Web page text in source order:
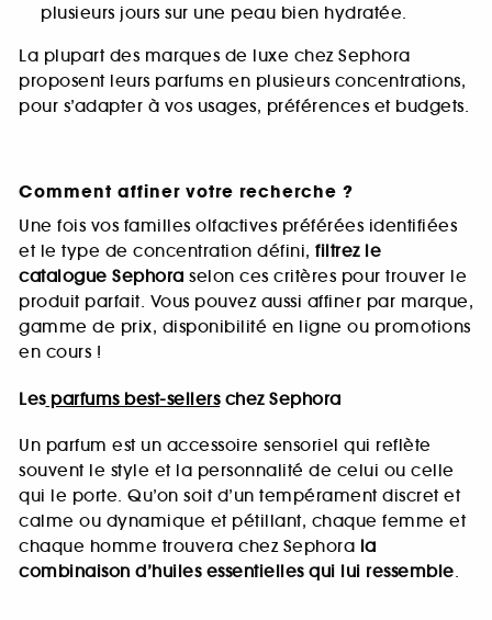
plusieurs jours sur une peau bien hydratée.
La plupart des marques de luxe chez Sephora
proposent leurs parfums en plusieurs concentrations,
pour s’adapter à vos usages, préférences et budgets.
Comment affiner votre recherche ?
Une fois vos familles olfactives préférées identifiées
et le type de concentration défini, filtrez le
catalogue Sephora selon ces critères pour trouver le
produit parfait. Vous pouvez aussi affiner par marque,
gamme de prix, disponibilité en ligne ou promotions
en cours !
Lesparfums best-sellerschez Sephora
Un parfum est un accessoire sensoriel qui reflète
souvent le style et la personnalité de celui ou celle
qui le porte. Qu’on soit d’un tempérament discret et
calme ou dynamique et pétillant, chaque femme et
chaque homme trouvera chez Sephora la
combinaison d’huiles essentielles qui lui ressemble.